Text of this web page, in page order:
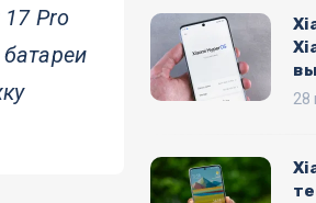
17 Pro
батареи
28